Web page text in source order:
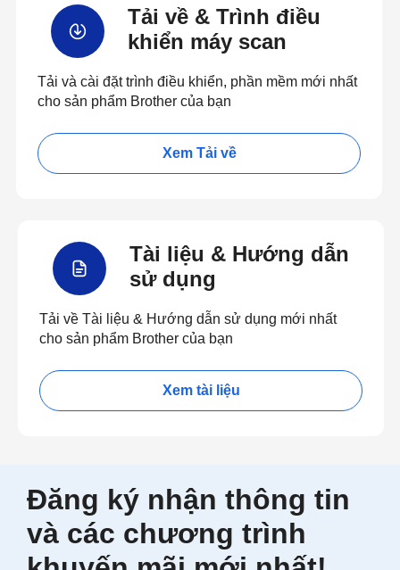
Tải về & Trình điều
khiển máy scan
Tải và cài đặt trình điều khiển, phần mềm mới nhất
cho sản phẩm Brother của bạn
Xem Tải về
Tài liệu & Hướng dẫn
sử dụng
Tải về Tài liệu & Hướng dẫn sử dụng mới nhất
cho sản phẩm Brother của bạn
Xem tài liệu
Đăng ký nhận thông tin
và các chương trình